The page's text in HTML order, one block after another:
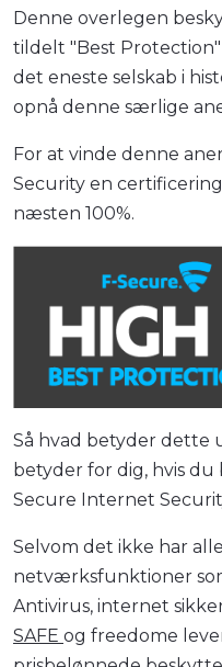
Denne overlegen
tildelt "Best Protection"
det eneste selskab i
opnå denne særlige
For at vinde denne
Security en
næsten 100%.
Så hvad betyder
betyder for dig, hvis du
Secure Internet
Selvom det ikke har
netværksfunktioner
Antivirus, internet
SAFE og freedome